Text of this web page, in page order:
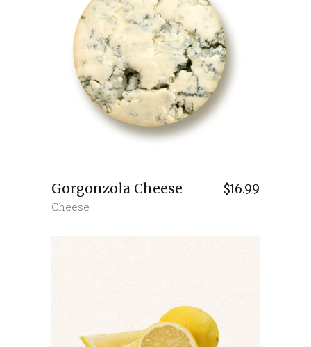
Gorgonzola Cheese $16.99
Cheese